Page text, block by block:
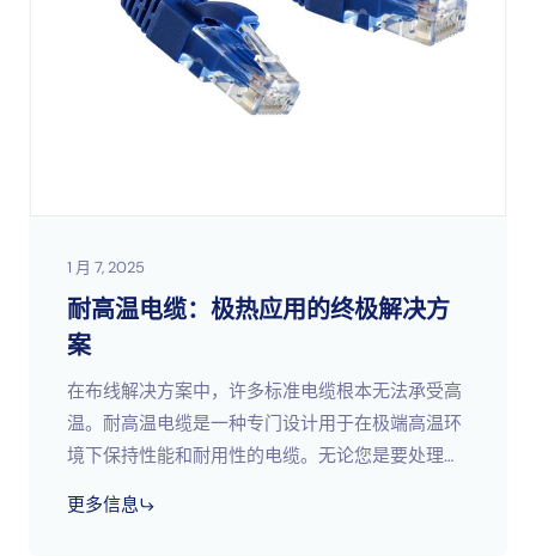
1 月 7, 2025
耐高温电缆：极热应用的终极解决方
案
在布线解决方案中，许多标准电缆根本无法承受高
温。耐高温电缆是一种专门设计用于在极端高温环
境下保持性能和耐用性的电缆。无论您是要处理工
装，这些电缆都是确保您的设备安全的无名英雄；
更多信息